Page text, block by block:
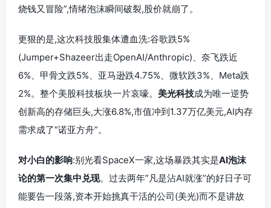
烧钱又冒险”,情绪泡沫瞬间破裂,股价就崩了。
更狠的是,这次科技股集体遭血洗:谷歌跌5%
(Jumper+Shazeer出走OpenAI/Anthropic)、奈飞跌近
6%、甲骨文跌5%、亚马逊跌4.75%、微软跌3%、Meta跌
2%。整个美股科技板块一片哀嚎。 美光科技成为唯一逆势
创新高的存储巨头,大涨6.8%,市值冲到1.37万亿美元,AI内存
需求成了”诺亚方舟”。
对小白的影响:别光看SpaceX一家,这场暴跌其实是AI泡沫
论的第一次集中兑现。过去两年”凡是沾AI就涨”的好日子可
能要告一段落,资本开始挑真干活的公司(美光)而不是讲故